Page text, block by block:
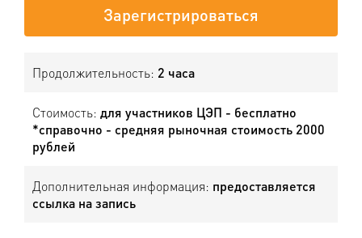
Зарегистрироваться
Продолжительность: 2 часа
Стоимость: для участников ЦЭП - бесплатно
*справочно - средняя рыночная стоимость 2000
рублей
Дополнительная информация: предоставляется
ссылка на запись